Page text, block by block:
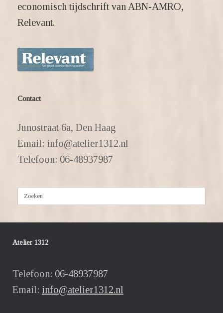
economisch tijdschrift van ABN-AMRO,
Relevant.
Contact
Junostraat 6a, Den Haag
Email: info@atelier1312.nl
Telefoon: 06-48937987
naar:
Atelier 1312
Telefoon: 06-48937987
Email: info@atelier1312.nl